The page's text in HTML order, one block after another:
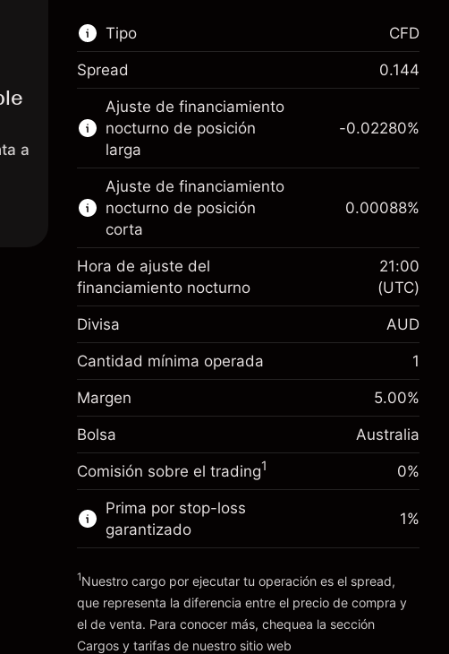
a
Tipo
Este mercado financiero está disponible para
hacer trading con CFD.
Obtén más información sobre:
CFD
CFD
Spread 0.144
Ajuste de financiamiento
nocturno de posición
larga
Margen. Tu inversión
A$1,000.00
nocturno
Cargos por el valor total de la
posición
-0.022801
~A$20,000.00
Dinero del apalancamiento ~ $
A$19,000.00
Ir a la plataforma
-0.02280%
Ajuste de financiamiento
nocturno de posición
corta
A$1,000.00
Ajuste de financiamiento
Cargos por el valor total de la
posición
0.000884
(A$0.18)
Tamaño de la operación con apalancamiento
~A$20,000.00
Dinero del apalancamiento ~ $A$19,000.00
Ir a la plataforma
0.00088%
Hora de ajuste del
financiamiento nocturno
21:00
(UTC)
Divisa AUD
Cantidad mínima operada 1
Margen 5.00%
Bolsa Australia
Comisión sobre el trading1 0%
Prima por stop-loss
garantizado
Cargos y tarifas
1%
1Nuestro cargo por ejecutar tu operación es el spread,
que representa la diferencia entre el precio de compra y
el de venta. Para conocer más, chequea la sección
Cargos y tarifas de nuestro sitio web